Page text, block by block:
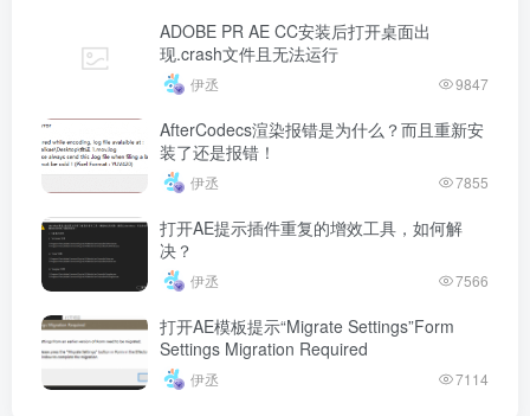
ADOBE PR AE CC安装后打开桌面出
现.crash文件且无法运行
伊丞 9847
AfterCodecs渲染报错是为什么？而且重新安
装了还是报错！
伊丞 7855
打开AE提示插件重复的增效工具，如何解
决？
伊丞 7566
打开AE模板提示“Migrate Settings”Form
Settings Migration Required
伊丞 7114